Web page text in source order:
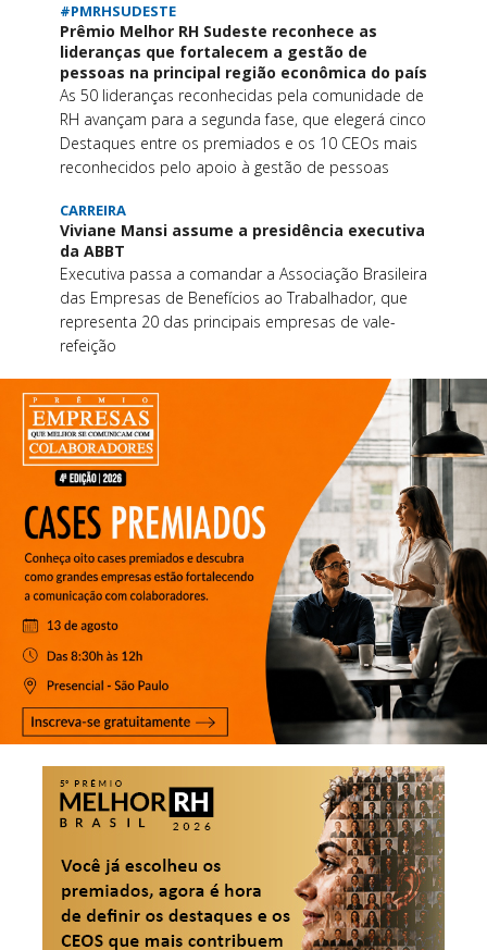
#PMRHSUDESTE
Prêmio Melhor RH Sudeste reconhece as
lideranças que fortalecem a gestão de
pessoas na principal região econômica do país
As 50 lideranças reconhecidas pela comunidade de
RH avançam para a segunda fase, que elegerá cinco
Destaques entre os premiados e os 10 CEOs mais
reconhecidos pelo apoio à gestão de pessoas
CARREIRA
Viviane Mansi assume a presidência executiva
da ABBT
Executiva passa a comandar a Associação Brasileira
das Empresas de Benefícios ao Trabalhador, que
representa 20 das principais empresas de vale-
refeição